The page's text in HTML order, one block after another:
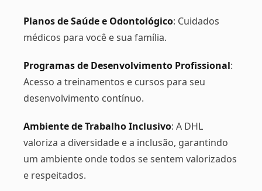
Planos de Saúde e Odontológico: Cuidados
médicos para você e sua família.
Programas de Desenvolvimento Profissional:
Acesso a treinamentos e cursos para seu
desenvolvimento contínuo.
Ambiente de Trabalho Inclusivo: A DHL
valoriza a diversidade e a inclusão, garantindo
um ambiente onde todos se sentem valorizados
e respeitados.